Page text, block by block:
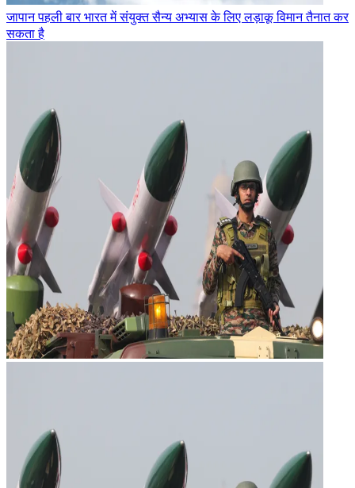
जापान पहली बार भारत में संयुक्त सैन्य अभ्यास के लिए लड़ाकू विमान तैनात कर
सकता है